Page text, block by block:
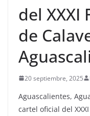
del XXXI
de
20 septiembre, 2025
Aguascalientes,
cartel oficial del